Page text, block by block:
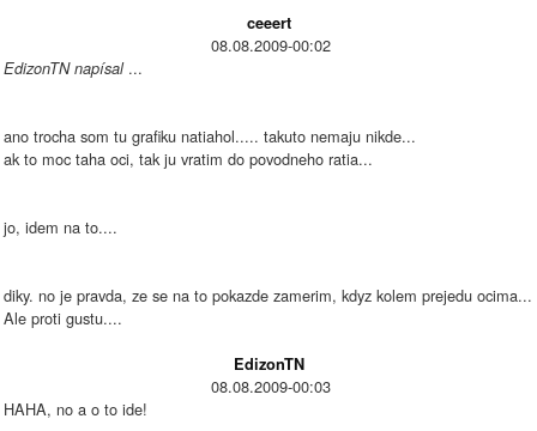
ceeert
08.08.2009-00:02
EdizonTN napísal...
ano trocha som tu grafiku natiahol..... takuto nemaju nikde...
ak to moc taha oci, tak ju vratim do povodneho ratia...
jo, idem na to....
diky. no je pravda, ze se na to pokazde zamerim, kdyz kolem prejedu ocima...
Ale proti gustu....
EdizonTN
08.08.2009-00:03
HAHA, no a o to ide!